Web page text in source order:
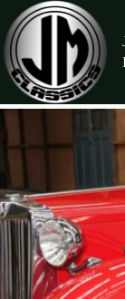
naar
de
inhoud